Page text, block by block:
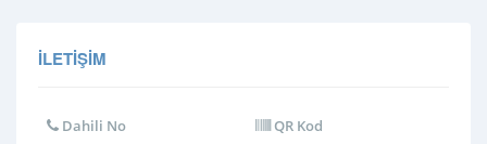
İLETIŞIM
Dahili No QR Kod